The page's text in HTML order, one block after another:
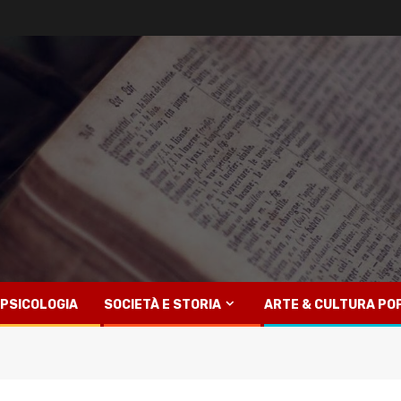
PSICOLOGIA SOCIETÀ E STORIA ARTE & CULTURA